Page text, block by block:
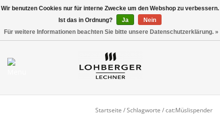
Mein Konto / Kundenkonto
Startseite /Schlagworte /cat:Müslispender
Wir benutzen Cookies nur für interne Zwecke um den Webshop zu verbessern.
Ist das in Ordnung?
Ja
Nein
Für weitere Informationen beachten Sie bitte unsere Datenschutzerklärung. »